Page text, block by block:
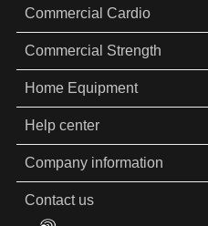
Commercial Cardio
Commercial Strength
Home Equipment
Help center
Company information
Contact us